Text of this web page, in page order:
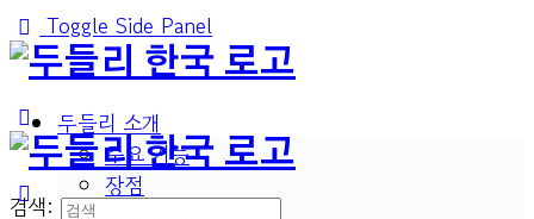
Toggle Side Panel
두들리 소개
주요 기능
장점
검색: